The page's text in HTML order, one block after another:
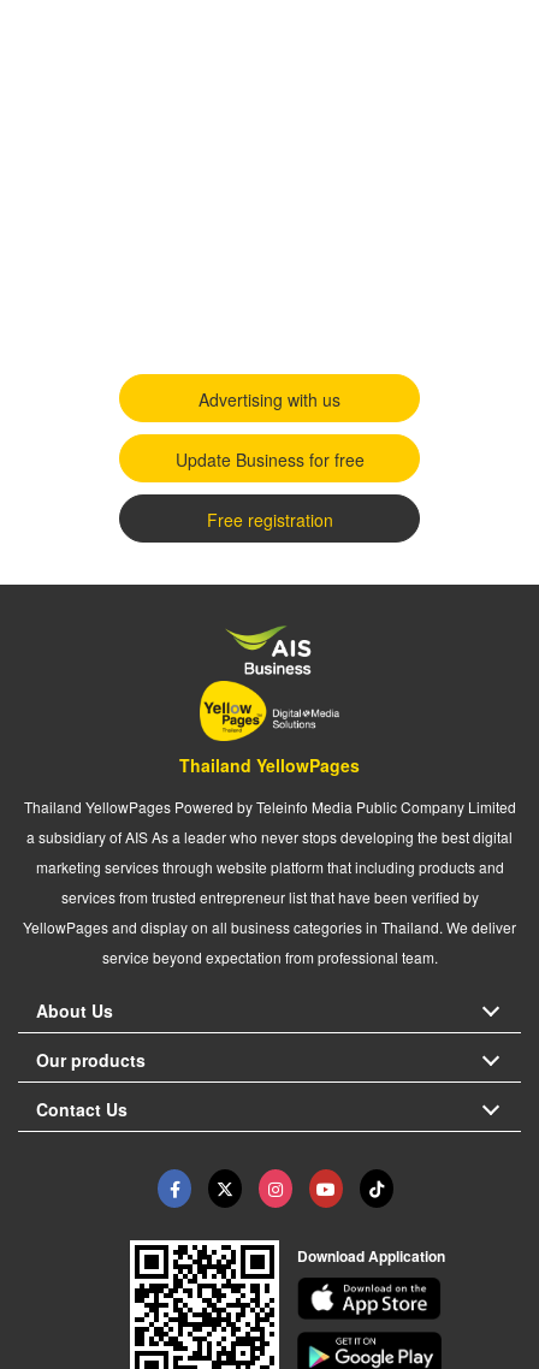
Advertising with us
Update Business for free
Free registration
Thailand YellowPages
Thailand YellowPages Powered by Teleinfo Media Public Company Limited
a subsidiary of AIS As a leader who never stops developing the best digital
marketing services through website platform that including products and
services from trusted entrepreneur list that have been verified by
YellowPages and display on all business categories in Thailand. We deliver
service beyond expectation from professional team.
About Us
Our products
Contact Us
Download Application